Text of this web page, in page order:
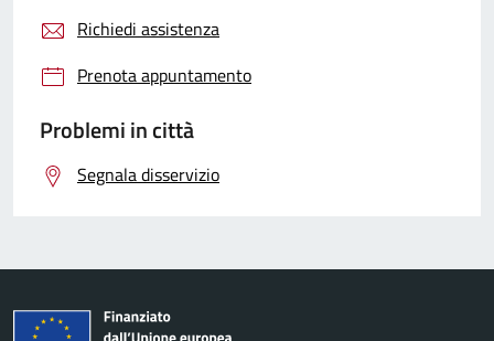
Richiedi assistenza
Prenota appuntamento
Problemi in città
Segnala disservizio